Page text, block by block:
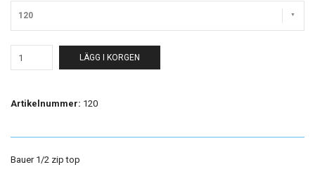
120
LÄGG I KORGEN
Artikelnummer: 120
Bauer 1/2 zip top